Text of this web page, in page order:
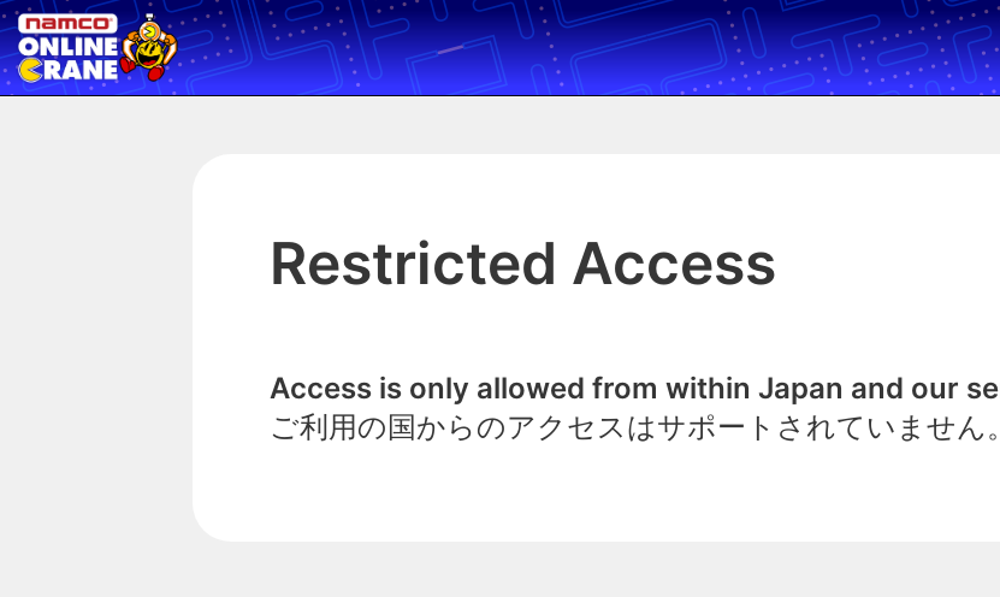
Restricted Access
Access is only allowed from within Japan and our
ご利用の国からのアクセスはサポートされていません。